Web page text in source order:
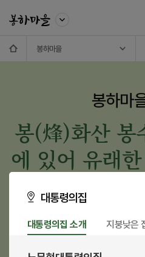
봉하마을
봉하마
봉(烽)화산 봉
에 있어 유래
아이들에게 살아있고 아름다운 생태
“봉화산, 봉하들판, 화포천을
대통령의집
대통령의집 소개 지붕낮은